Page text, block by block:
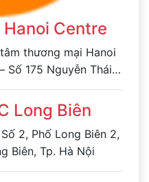
Centre
thương mại Hanoi
Số 175 Nguyễn Thái
Dừa, Hà Nội
Long Biên
2, Phố Long Biên 2,
Biên, Tp. Hà Nội